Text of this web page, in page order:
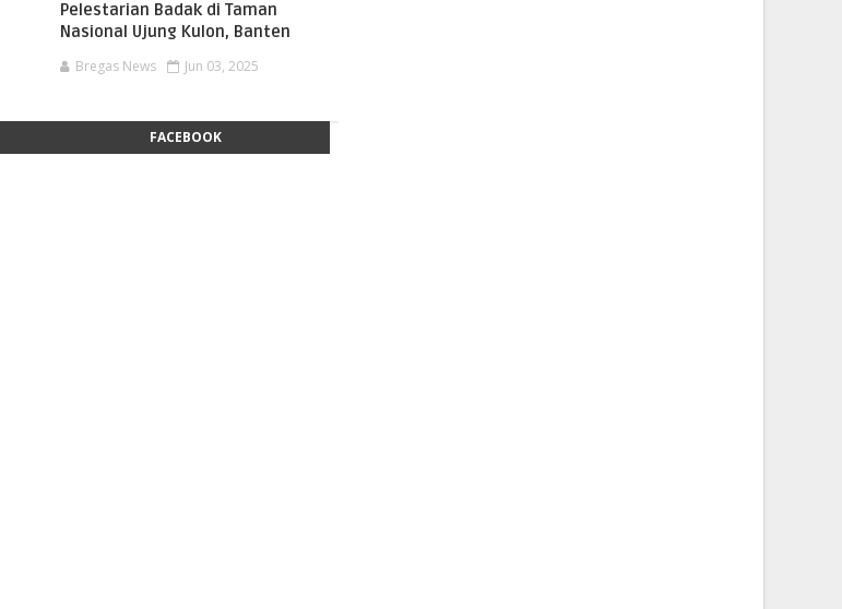
Pelestarian Badak di Taman
Nasional Ujung Kulon, Banten
Bregas News Jun 03, 2025
FACEBOOK